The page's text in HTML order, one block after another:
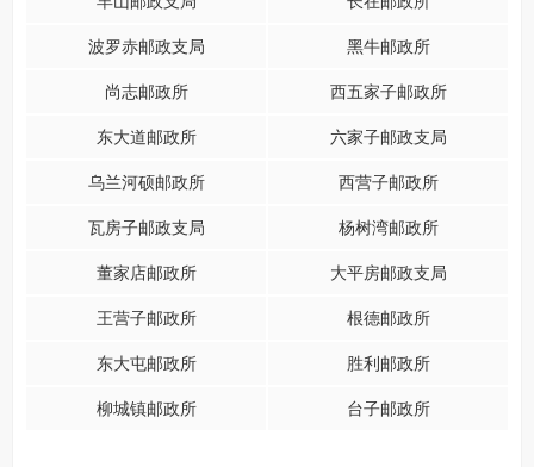
波罗赤邮政支局 黑牛邮政所
尚志邮政所 西五家子邮政所
东大道邮政所 六家子邮政支局
乌兰河硕邮政所 西营子邮政所
瓦房子邮政支局 杨树湾邮政所
董家店邮政所 大平房邮政支局
王营子邮政所 根德邮政所
东大屯邮政所 胜利邮政所
柳城镇邮政所 台子邮政所